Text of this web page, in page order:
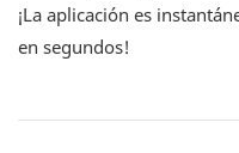
¡La aplicación es
en segundos!